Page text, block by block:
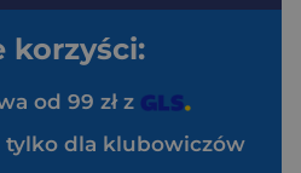
korzyści:
od 99 zł z
tylko dla klubowiczów